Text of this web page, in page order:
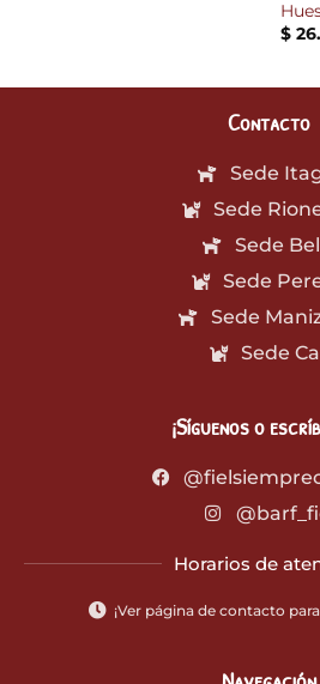
$
Contacto
Sede
Sede
Sede
Sede
Sede
Sede
¡Síguenos o
Horarios de
¡Ver página de contacto